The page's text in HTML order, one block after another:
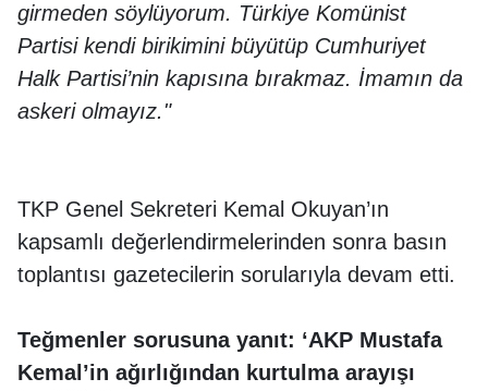
girmeden söylüyorum. Türkiye Komünist
Partisi kendi birikimini büyütüp Cumhuriyet
Halk Partisi’nin kapısına bırakmaz. İmamın da
askeri olmayız."
TKP Genel Sekreteri Kemal Okuyan’ın
kapsamlı değerlendirmelerinden sonra basın
toplantısı gazetecilerin sorularıyla devam etti.
Teğmenler sorusuna yanıt: ‘AKP Mustafa
Kemal’in ağırlığından kurtulma arayışı